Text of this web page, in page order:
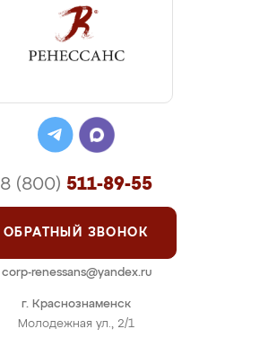
г. Краснознаменск
Молодежная ул., 2/1
8 (800) 511-89-55
ОБРАТНЫЙ ЗВОНОК
corp-renessans@yandex.ru